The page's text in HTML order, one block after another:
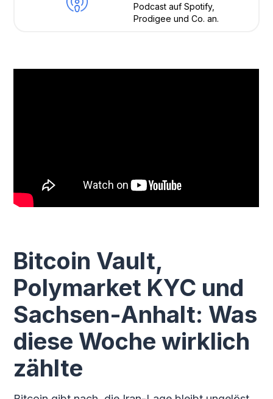
Podcast auf Spotify,
Prodigee und Co. an.
Bitcoin Vault,
Polymarket KYC und
Sachsen-Anhalt: Was
diese Woche wirklich
zählte